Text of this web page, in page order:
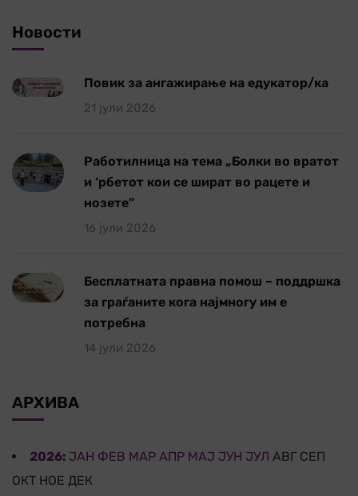
Новости
Повик за ангажирање на едукатор/ка
21 јули 2026
Работилница на тема „Болки во вратот
и ‘рбетот кои се шират во рацете и
нозете”
16 јули 2026
Бесплатната правна помош – поддршка
за граѓаните кога најмногу им е
потребна
14 јули 2026
АРХИВА
2026: ЈАН ФЕВ МАР АПР МАЈ ЈУН ЈУЛ АВГ СЕП
ОКТ НОЕ ДЕК